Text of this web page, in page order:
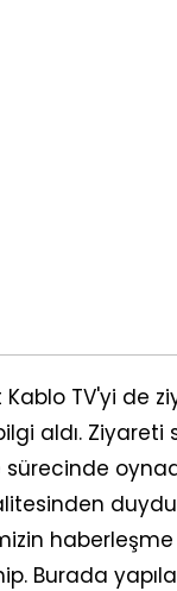
Kablo TV'yi de
aldı. Ziyareti
Burada